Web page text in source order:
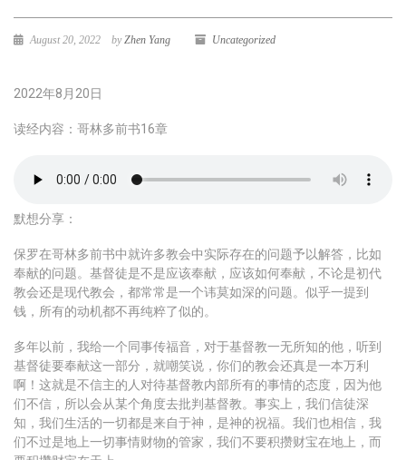
August 20, 2022 byZhen Yang Uncategorized
2022年8月20日
读经内容：哥林多前书16章
默想分享：
保罗在哥林多前书中就许多教会中实际存在的问题予以解答，比如
奉献的问题。基督徒是不是应该奉献，应该如何奉献，不论是初代
教会还是现代教会，都常常是一个讳莫如深的问题。似乎一提到
钱，所有的动机都不再纯粹了似的。
多年以前，我给一个同事传福音，对于基督教一无所知的他，听到
基督徒要奉献这一部分，就嘲笑说，你们的教会还真是一本万利
啊！这就是不信主的人对待基督教内部所有的事情的态度，因为他
们不信，所以会从某个角度去批判基督教。事实上，我们信徒深
知，我们生活的一切都是来自于神，是神的祝福。我们也相信，我
们不过是地上一切事情财物的管家，我们不要积攒财宝在地上，而